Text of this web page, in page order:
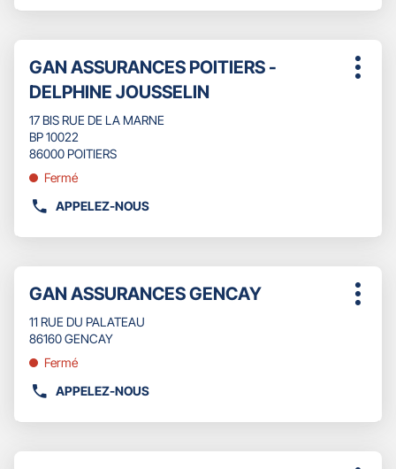
informations
DE
TÉLÉPHONE
DU
POINT
DE
VENTE
GAN
ASSURANCES
MONTMORILLON
SAVIN
sur
touche
ENTRÉE
pour
obtenir
plus
amples
informations
Point
de
vente
:
GAN ASSURANCES POITIERS -
DELPHINE JOUSSELIN
17 BIS RUE DE LA MARNE
BP 10022
86000 POITIERS
Fermé
APPELEZ-NOUS
AFFICHER
DE
TÉLÉPHONE
DU
POINT
DE
VENTE
GAN
ASSURANCES
-
Plus
sur
touche
ENTRÉE
pour
Point
vente
:
GAN ASSURANCES GENCAY
11 RUE DU PALATEAU
86160 GENCAY
Fermé
APPELEZ-NOUS
AFFICHER
DE
Plus